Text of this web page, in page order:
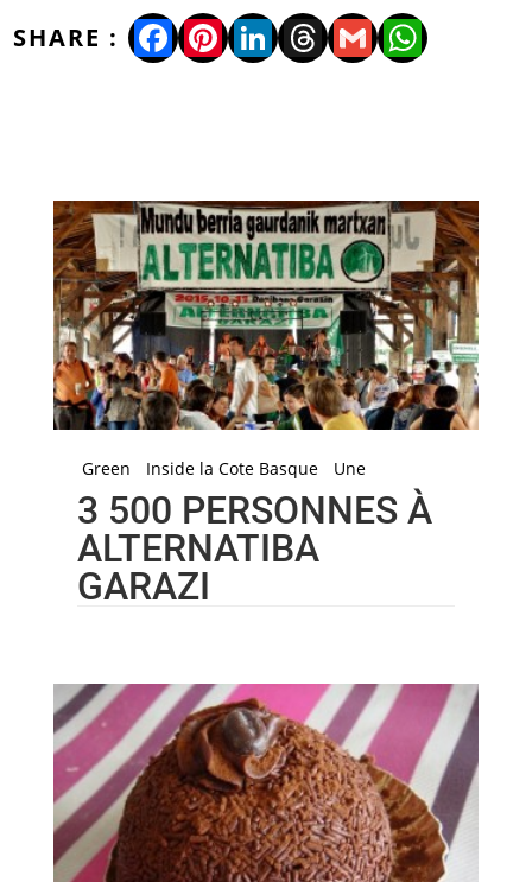
Facebook
Pinterest
LinkedIn
Threads
Gmail
Green Inside la Cote Basque Une
3 500 PERSONNES À
ALTERNATIBA
GARAZI